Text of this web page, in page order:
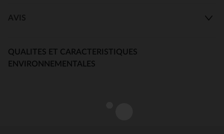
AVIS
QUALITES ET CARACTERISTIQUES
ENVIRONNEMENTALES